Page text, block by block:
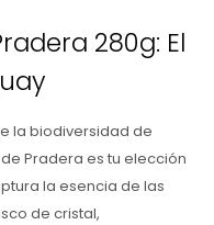
280g: El
la biodiversidad de
Pradera es tu elección
la esencia de las
de cristal,